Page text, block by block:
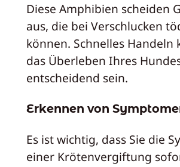
Diese Amphibien scheiden
aus, die bei Verschlucken
können. Schnelles Handeln
das Überleben Ihres
entscheidend sein.
Erkennen von
Es ist wichtig, dass Sie die
einer Krötenvergiftung